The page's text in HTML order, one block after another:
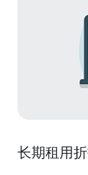
长期租用